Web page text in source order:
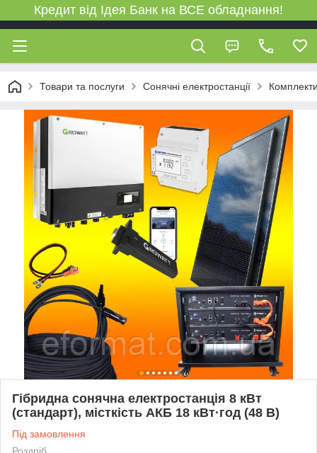
Кредит від Ідея Банк на ВСЕ обладнання!
Товари та послуги Сонячні електростанції
Гібридна сонячна електростанція 8 кВт
(стандарт), місткість АКБ 18 кВт·год (48 В)
Під замовлення
Роздріб